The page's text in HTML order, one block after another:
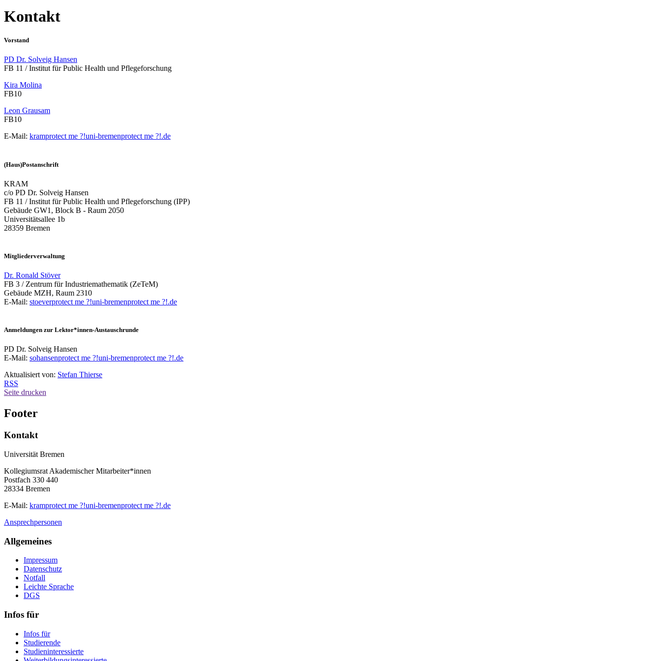
Kontakt
Vorstand
PD Dr. Solveig Hansen
FB 11 / Institut für Public Health und Pflegeforschung
Kira Molina
FB10
Leon Grausam
FB10
E-Mail: kramprotect me ?!uni-bremenprotect me ?!.de
(Haus)Postanschrift
KRAM
c/o PD Dr. Solveig Hansen
FB 11 / Institut für Public Health und Pflegeforschung (IPP)
Gebäude GW1, Block B - Raum 2050
Universitätsallee 1b
28359 Bremen
Mitgliederverwaltung
Dr. Ronald Stöver
FB 3 / Zentrum für Industriemathematik (ZeTeM)
Gebäude MZH, Raum 2310
E-Mail: stoeverprotect me ?!uni-bremenprotect me ?!.de
Anmeldungen zur Lektor*innen-Austauschrunde
PD Dr. Solveig Hansen
E-Mail: sohansenprotect me ?!uni-bremenprotect me ?!.de
Aktualisiert von: Stefan Thierse
RSS
Seite drucken
Footer
Kontakt
Universität Bremen
Kollegiumsrat Akademischer Mitarbeiter*innen
Postfach 330 440
28334 Bremen
E-Mail: kramprotect me ?!uni-bremenprotect me ?!.de
Ansprechpersonen
Allgemeines
Impressum
Datenschutz
Notfall
Leichte Sprache
DGS
Infos für
Infos für
Studierende
Studieninteressierte